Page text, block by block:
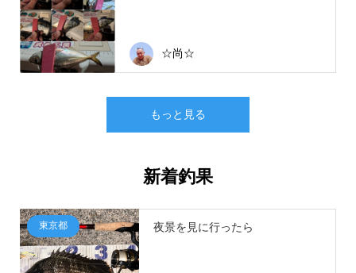
☆尚☆
もっと見る
新着釣果
東京都 夜景を見に行ったら